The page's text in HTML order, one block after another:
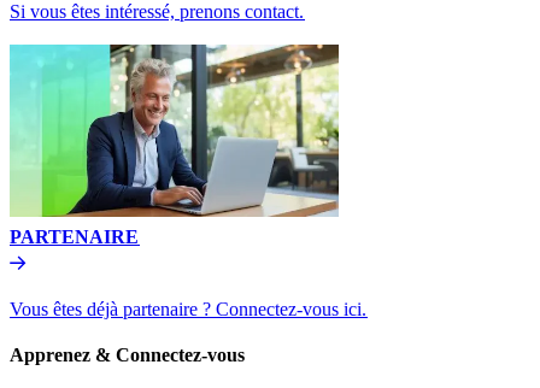
Si vous êtes intéressé, prenons contact.​​
PARTENAIRE​​
Vous êtes déjà partenaire ? Connectez-vous ici.​​
Apprenez & Connectez-vous​​